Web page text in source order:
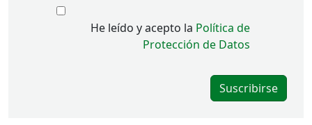
He leído y acepto la Política de
Protección de Datos